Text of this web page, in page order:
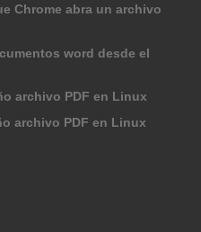
Chrome abra un archivo
word desde el
archivo PDF en Linux
archivo PDF en Linux